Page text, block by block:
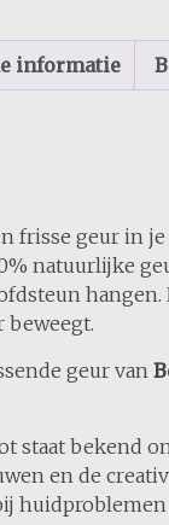
informatie
frisse geur in
natuurlijke
beweegt.
geur van
staat bekend
en de